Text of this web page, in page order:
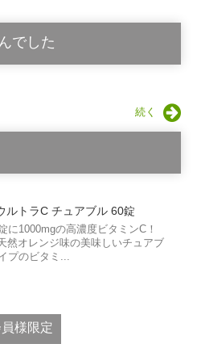
でした
続く
ルトラC チュアブル 60錠
に1000mgの高濃度ビタミンC！
然オレンジ味の美味しいチュアブ
プのビタミ...
様限定